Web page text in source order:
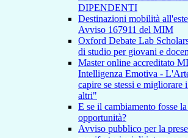
DIPENDENTI
Destinazioni mobilità
Avviso 167911 del MIM
Oxford Debate Lab
di studio per giovani e
Master online accreditato
Intelligenza Emotiva -
capire se stessi e migliorare
altri"
E se il cambiamento fosse
opportunità?
Avviso pubblico per la